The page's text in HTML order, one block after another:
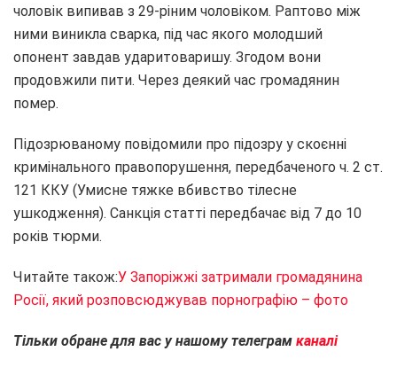
чоловік випивав з 29-ріним чоловіком. Раптово між
ними виникла сварка, під час якого молодший
опонент завдав ударитоваришу. Згодом вони
продовжили пити. Через деякий час громадянин
помер.
Підозрюваному повідомили про підозру у скоєнні
кримінального правопорушення, передбаченого ч. 2 ст.
121 ККУ (Умисне тяжке вбивство тілесне
ушкодження). Санкція статті передбачає від 7 до 10
років тюрми.
Читайте також:У Запоріжжі затримали громадянина
Росії, який розповсюджував порнографію – фото
Тільки обране для вас у нашому телеграм каналі